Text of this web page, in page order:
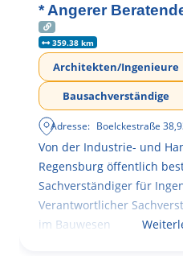
* Angerer
359.38 km
Architekten/Ingenieure
Bausachverständige
Adresse: Boelckestraße 38,
Von der Industrie- und
Regensburg öffentlich
Sachverständiger für
Verantwortlicher
im Bauwesen